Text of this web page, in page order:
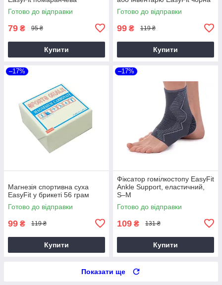
Готово до відправки
79 ₴ 95 ₴
Купити
Готово до відправки
99 ₴ 119 ₴
Купити
–17%
Магнезія спортивна суха
EasyFit у брикеті 56 грам
Готово до відправки
99 ₴ 119 ₴
Купити
–17%
Фіксатор гомілкостопу EasyFit
Ankle Support, еластичний,
S–M
Готово до відправки
109 ₴ 131 ₴
Купити
Показати ще